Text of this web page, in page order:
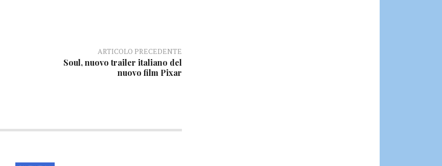
ARTICOLO PRECEDENTE
Soul, nuovo trailer italiano del
nuovo film Pixar